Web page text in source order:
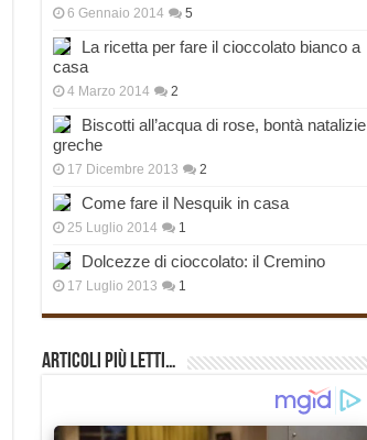
6 Gennaio 2014 5
La ricetta per fare il cioccolato bianco a
casa
4 Marzo 2014 2
Biscotti all’acqua di rose, bontà natalizie
greche
17 Dicembre 2013 2
Come fare il Nesquik in casa
25 Luglio 2014 1
Dolcezze di cioccolato: il Cremino
17 Luglio 2013 1
Articoli più Letti…